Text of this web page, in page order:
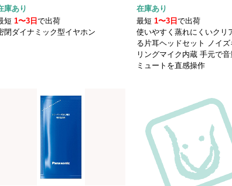
庫あり
短 1〜3日 で出荷
閉ダイナミック型イヤホン
在庫あり
最短1〜3日で出荷
使いやすく蒸れにくいクリ
る片耳ヘッドセット ノイズ
リングマイク内蔵 手元で
ミュートを直感操作